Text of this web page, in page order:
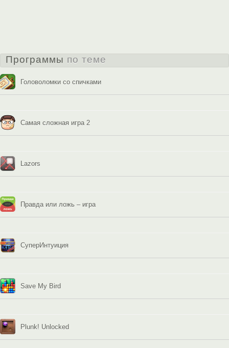
Программы по теме
Головоломки со спичками
Самая сложная игра 2
Lazors
Правда или ложь – игра
СуперИнтуиция
Save My Bird
Plunk! Unlocked